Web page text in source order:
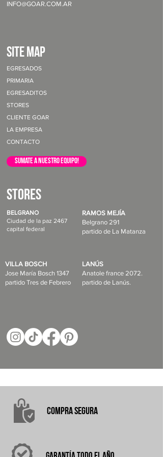
INFO@GOAR.COM.AR
site map
EGRESADOS
PRIMARIA
EGRESADITOS
STORES
CLIENTE GOAR
LA EMPRESA
CONTACTO
sumate a nuestro equipo!
STORES
BELGRANO
Ciudad de la paz 2467
capital federal
RAMOS MEJÍA
Belgrano 291
partido de La Matanza
VILLA BOSCH
Jose María Bosch 1347
partido Tres de Febrero
LANÚS
Anatole france 2072.
partido de Lanús.
COMPRASEGURA